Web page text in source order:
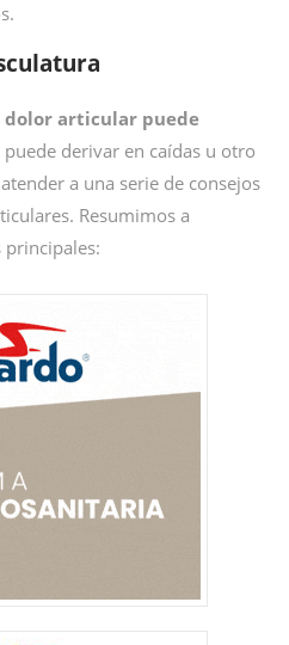
dolor articular puede
puede derivar en caídas u otro
a una serie de consejos
Resumimos a